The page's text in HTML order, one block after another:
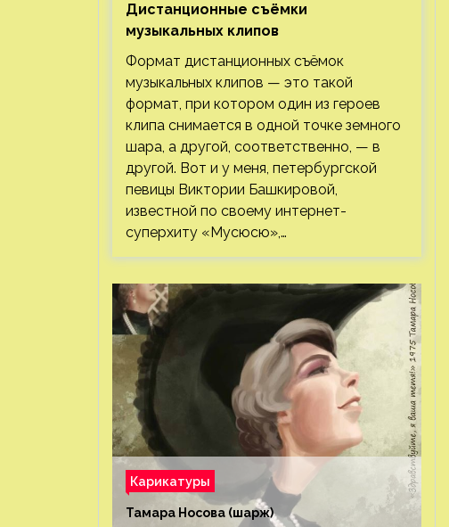
Дистанционные съёмки
музыкальных клипов⁠⁠
Формат дистанционных съёмок
музыкальных клипов — это такой
формат, при котором один из героев
клипа снимается в одной точке земного
шара, а другой, соответственно, — в
другой. Вот и у меня, петербургской
певицы Виктории Башкировой,
известной по своему интернет-
суперхиту «Мусюсю»,…
Карикатуры
Тамара Носова (шарж)⁠⁠